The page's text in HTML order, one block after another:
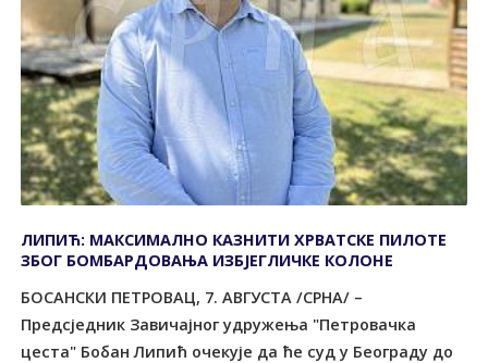
ЛИПИЋ: МАКСИМАЛНО КАЗНИТИ ХРВАТСКЕ ПИЛОТЕ
ЗБОГ БОМБАРДОВАЊА ИЗБЈЕГЛИЧКЕ КОЛОНЕ
БОСАНСКИ ПЕТРОВАЦ, 7. АВГУСТА /СРНА/ –
Предсједник Завичајног удружења "Петровачка
цеста" Бобан Липић очекује да ће суд у Београду до